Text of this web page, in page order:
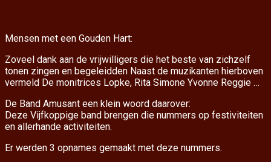
Mensen met een Gouden Hart:
Zoveel dank aan de vrijwilligers die het beste van zichzelf
tonen zingen en begeleidden Naast de muzikanten hierboven
vermeld De monitrices Lopke, Rita Simone Yvonne Reggie …
De Band Amusant een klein woord daarover:
Deze Vijfkoppige band brengen die nummers op festiviteiten
en allerhande activiteiten.
Er werden 3 opnames gemaakt met deze nummers.